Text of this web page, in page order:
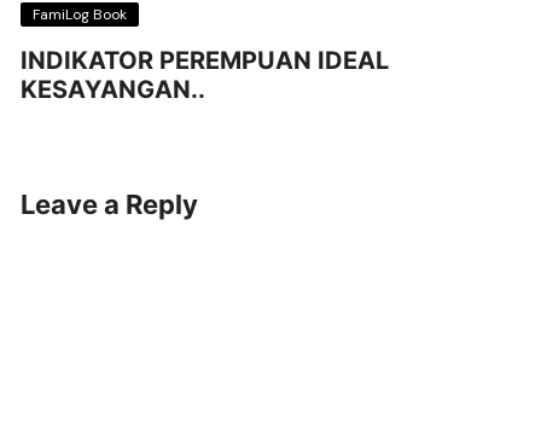
FamiLog Book
INDIKATOR PEREMPUAN IDEAL
KESAYANGAN..
Leave a Reply